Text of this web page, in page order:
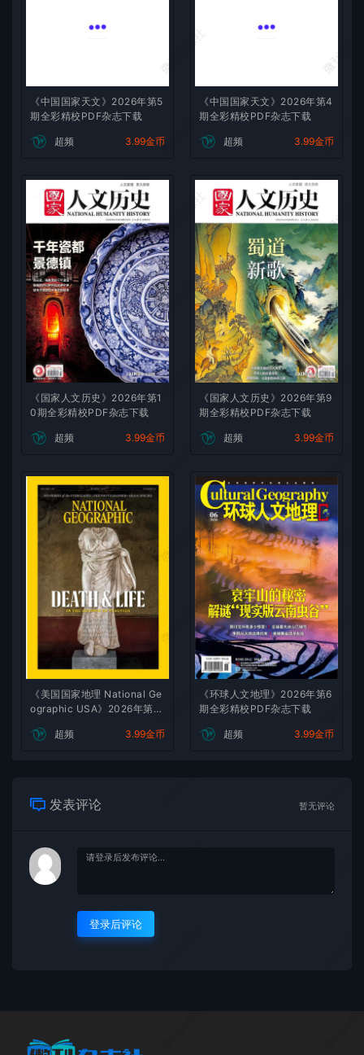
《中国国家天文》2026年第5
期全彩精校PDF杂志下载
超频 3.99金币
《中国国家天文》2026年第4
期全彩精校PDF杂志下载
超频 3.99金币
《国家人文历史》2026年第1
0期全彩精校PDF杂志下载
超频 3.99金币
《国家人文历史》2026年第9
期全彩精校PDF杂志下载
超频 3.99金币
《美国国家地理 National Ge
ographic USA》2026年第8
超频
3.99金币
《环球人文地理》2026年第6
期全彩精校PDF杂志下载
超频 3.99金币
发表评论 暂无评论
登录后评论
微刊杂志社
微刊杂
微刊杂志社
微刊杂
微刊杂志社
微刊杂
微刊杂志社
微刊杂
微刊杂志社
微刊杂
微刊杂志社
微刊杂
微刊杂志社
微刊杂
微刊杂志社
微刊杂
微刊杂志社
微刊杂
微刊杂志社